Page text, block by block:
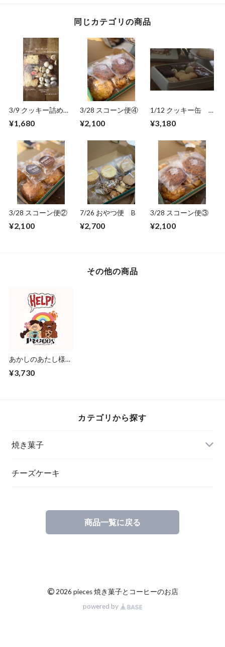
同じカテゴリの商品
3/9 クッキー詰め合
¥1,680
3/28 スコーン便④
¥2,100
1/12 クッキー缶
¥3,180
3/28 スコーン便②
¥2,100
7/26 おやつ便 B
¥2,700
3/28 スコーン便③
¥2,100
その他の商品
あかしのあたし様専
¥3,730
カテゴリから探す
焼き菓子
チーズケーキ
商品一覧に戻る
©2026 pieces 焼き菓子とコーヒーのお店
powered by